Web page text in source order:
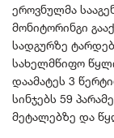
ეროვნულმა
მონიტორინგი
სადგურზე
სახელმწიფო
დაამატეს 3
სინჯებს 59
მეტალებზე და